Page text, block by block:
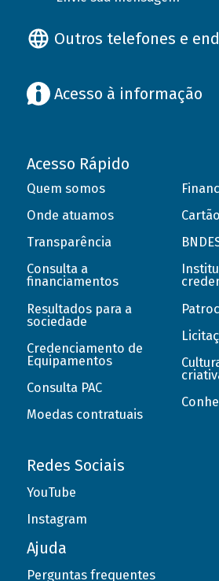
Outros telefones e
Acesso à informação
Acesso Rápido
Quem somos
Onde atuamos
Transparência
Consulta a
financiamentos
Resultados para a
sociedade
Credenciamento de
Equipamentos
Consulta PAC
Moedas contratuais
Redes Sociais
YouTube
Instagram
Ajuda
Perguntas frequentes